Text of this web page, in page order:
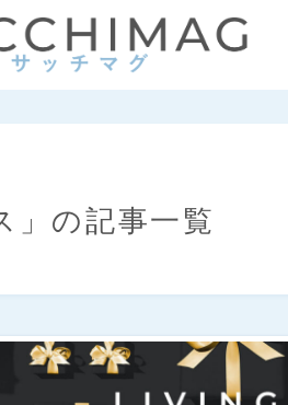
」の記事一覧